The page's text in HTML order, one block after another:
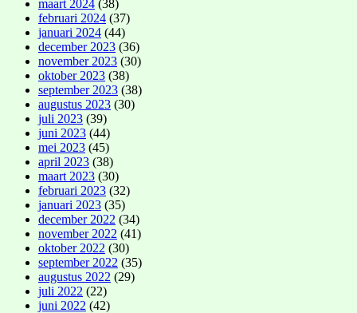
maart 2024 (38)
februari 2024 (37)
januari 2024 (44)
december 2023 (36)
november 2023 (30)
oktober 2023 (38)
september 2023 (38)
augustus 2023 (30)
juli 2023 (39)
juni 2023 (44)
mei 2023 (45)
april 2023 (38)
maart 2023 (30)
februari 2023 (32)
januari 2023 (35)
december 2022 (34)
november 2022 (41)
oktober 2022 (30)
september 2022 (35)
augustus 2022 (29)
juli 2022 (22)
juni 2022 (42)